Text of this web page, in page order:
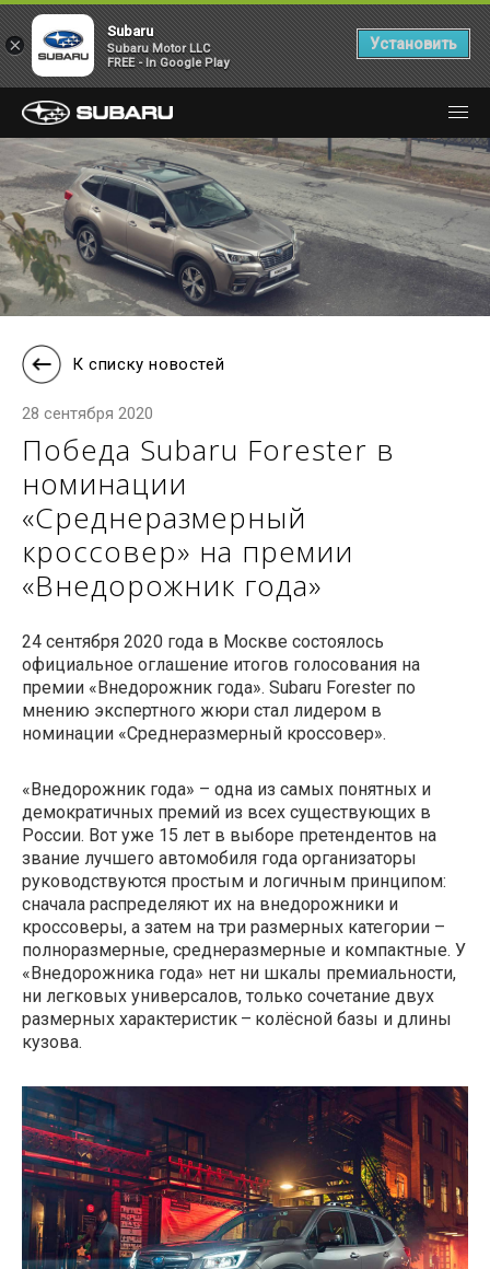
К списку новостей
28 сентября 2020
Победа Subaru Forester в
номинации
«Среднеразмерный
кроссовер» на премии
«Внедорожник года»
24 сентября 2020 года в Москве состоялось
официальное оглашение итогов голосования на
премии «Внедорожник года». Subaru Forester по
мнению экспертного жюри стал лидером в
номинации «Среднеразмерный кроссовер».
«Внедорожник года» – одна из самых понятных и
демократичных премий из всех существующих в
России. Вот уже 15 лет в выборе претендентов на
звание лучшего автомобиля года организаторы
руководствуются простым и логичным принципом:
сначала распределяют их на внедорожники и
кроссоверы, а затем на три размерных категории –
полноразмерные, среднеразмерные и компактные. У
«Внедорожника года» нет ни шкалы премиальности,
ни легковых универсалов, только сочетание двух
размерных характеристик – колёсной базы и длины
кузова.
×
Subaru
Subaru Motor LLC
FREE - In Google Play
Установить